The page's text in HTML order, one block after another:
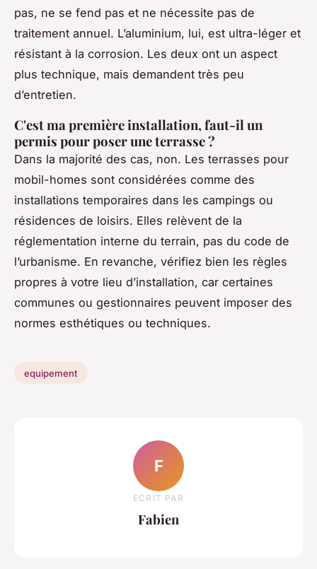
pas, ne se fend pas et ne nécessite pas de
traitement annuel. L’aluminium, lui, est ultra-léger et
résistant à la corrosion. Les deux ont un aspect
plus technique, mais demandent très peu
d’entretien.
C'est ma première installation, faut-il un
permis pour poser une terrasse ?
Dans la majorité des cas, non. Les terrasses pour
mobil-homes sont considérées comme des
installations temporaires dans les campings ou
résidences de loisirs. Elles relèvent de la
réglementation interne du terrain, pas du code de
l’urbanisme. En revanche, vérifiez bien les règles
propres à votre lieu d’installation, car certaines
communes ou gestionnaires peuvent imposer des
normes esthétiques ou techniques.
equipement
F
ECRIT PAR
Fabien